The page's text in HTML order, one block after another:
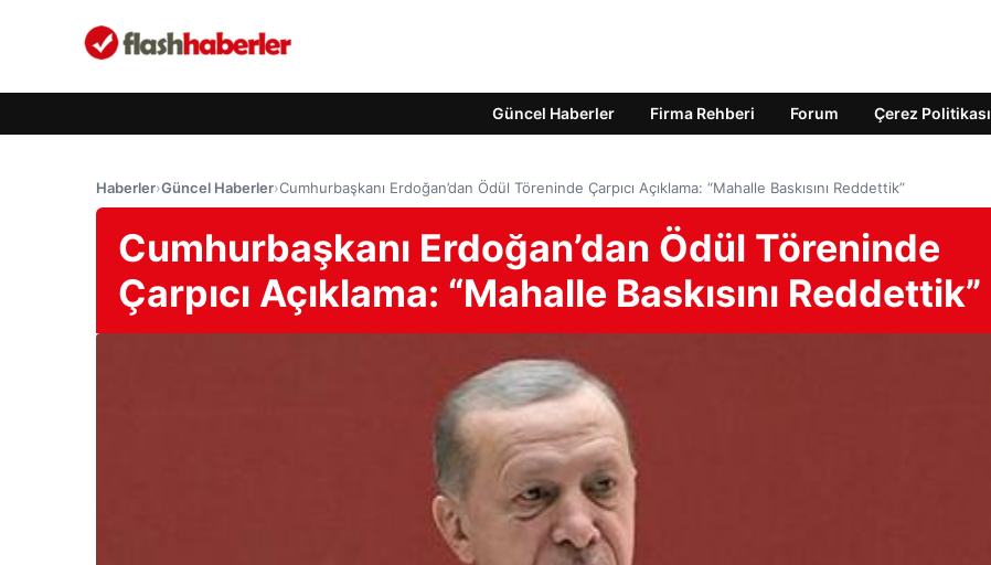
Güncel Haberler Firma Rehberi Forum Çerez Politikası
Haberler›Güncel Haberler›Cumhurbaşkanı Erdoğan’dan Ödül Töreninde Çarpıcı Açıklama: “Mahalle Baskısını Reddettik”
Cumhurbaşkanı Erdoğan’dan Ödül Töreninde
Çarpıcı Açıklama: “Mahalle Baskısını Reddettik”